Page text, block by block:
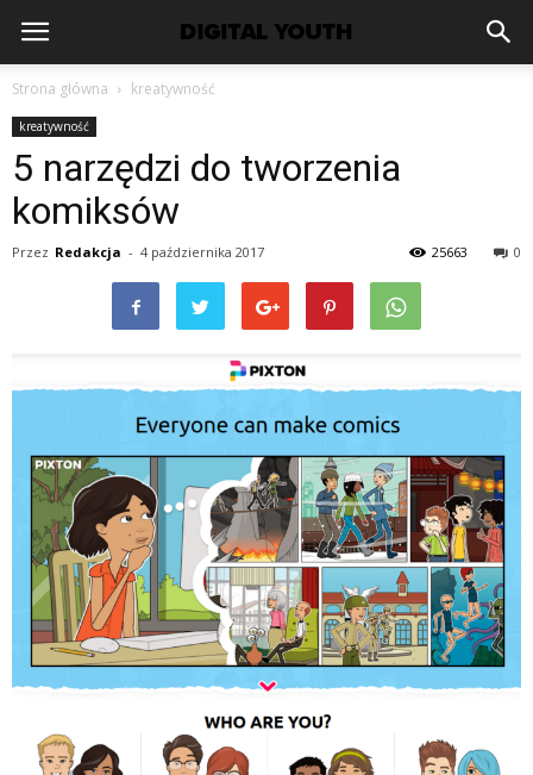
Strona główna kreatywność
kreatywność
5 narzędzi do tworzenia
komiksów
Przez Redakcja - 4 października 2017 0
25663